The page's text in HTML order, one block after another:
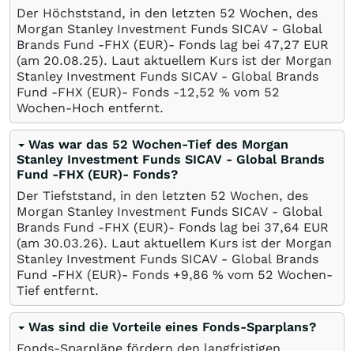
Der Höchststand, in den letzten 52 Wochen, des
Morgan Stanley Investment Funds SICAV - Global
Brands Fund -FHX (EUR)- Fonds lag bei 47,27 EUR
(am 20.08.25). Laut aktuellem Kurs ist der Morgan
Stanley Investment Funds SICAV - Global Brands
Fund -FHX (EUR)- Fonds -12,52 % vom 52
Wochen-Hoch entfernt.
Was war das 52 Wochen-Tief des Morgan
Stanley Investment Funds SICAV - Global Brands
Fund -FHX (EUR)- Fonds?
Der Tiefststand, in den letzten 52 Wochen, des
Morgan Stanley Investment Funds SICAV - Global
Brands Fund -FHX (EUR)- Fonds lag bei 37,64 EUR
(am 30.03.26). Laut aktuellem Kurs ist der Morgan
Stanley Investment Funds SICAV - Global Brands
Fund -FHX (EUR)- Fonds +9,86 % vom 52 Wochen-
Tief entfernt.
Was sind die Vorteile eines Fonds-Sparplans?